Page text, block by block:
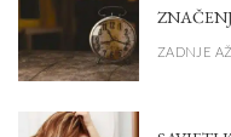
ZADNJE